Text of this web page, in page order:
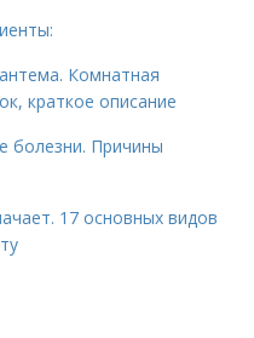
Комнатная
краткое описание
болезни. Причины
17 основных видов